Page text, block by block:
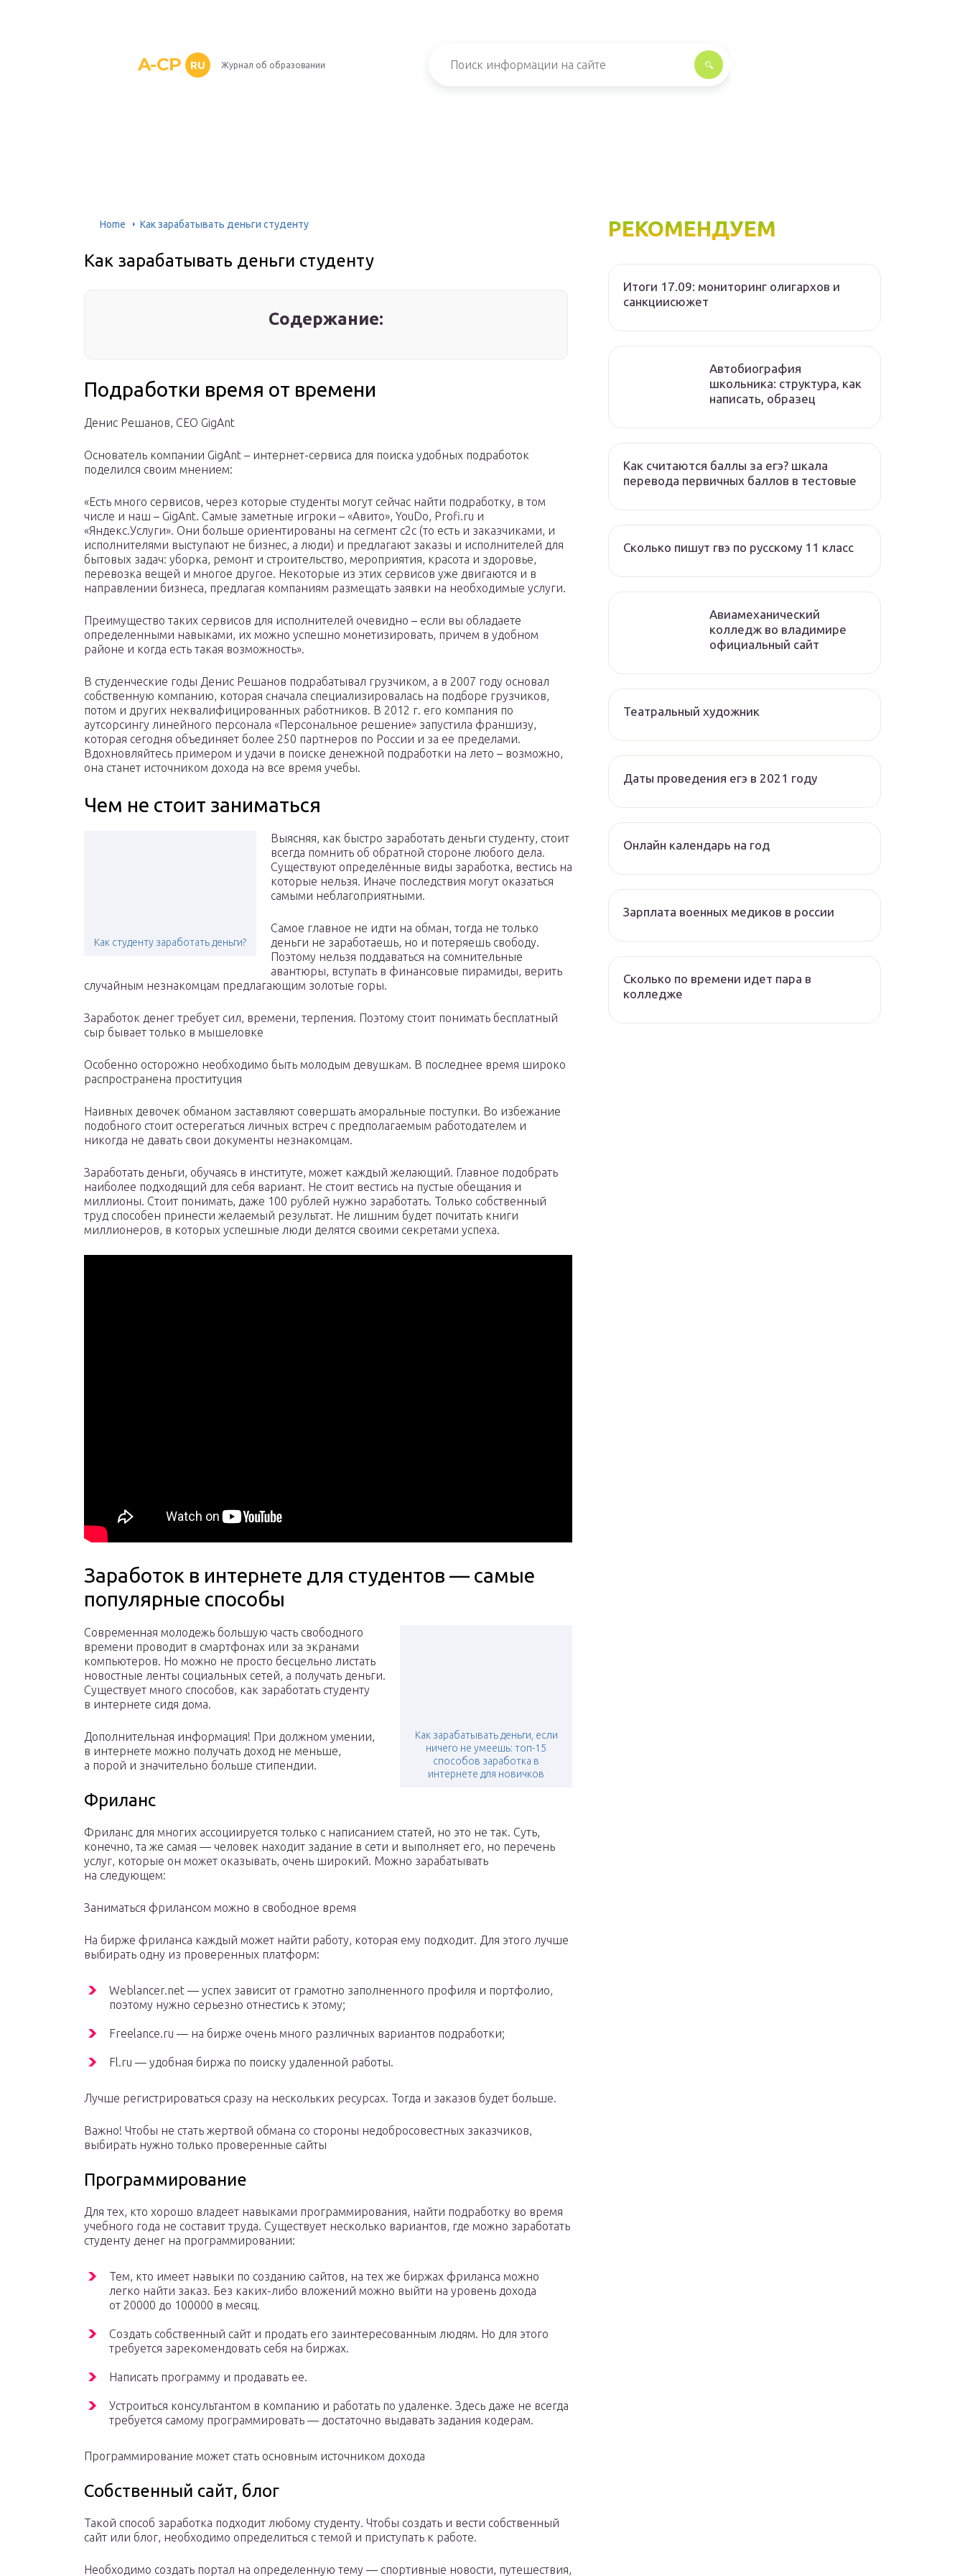
A-CP RU Журнал об образовании
Home Как зарабатывать деньги студенту
Как зарабатывать деньги студенту
Содержание:
Подработки время от времени
Денис Решанов, CEO GigAnt
Основатель компании GigAnt – интернет-сервиса для поиска удобных подработок
поделился своим мнением:
«Есть много сервисов, через которые студенты могут сейчас найти подработку, в том
числе и наш – GigAnt. Самые заметные игроки – «Авито», YouDo, Profi.ru и
«Яндекс.Услуги». Они больше ориентированы на сегмент c2c (то есть и заказчиками, и
исполнителями выступают не бизнес, а люди) и предлагают заказы и исполнителей для
бытовых задач: уборка, ремонт и строительство, мероприятия, красота и здоровье,
перевозка вещей и многое другое. Некоторые из этих сервисов уже двигаются и в
направлении бизнеса, предлагая компаниям размещать заявки на необходимые услуги.
Преимущество таких сервисов для исполнителей очевидно – если вы обладаете
определенными навыками, их можно успешно монетизировать, причем в удобном
районе и когда есть такая возможность».
В студенческие годы Денис Решанов подрабатывал грузчиком, а в 2007 году основал
собственную компанию, которая сначала специализировалась на подборе грузчиков,
потом и других неквалифицированных работников. В 2012 г. его компания по
аутсорсингу линейного персонала «Персональное решение» запустила франшизу,
которая сегодня объединяет более 250 партнеров по России и за ее пределами.
Вдохновляйтесь примером и удачи в поиске денежной подработки на лето – возможно,
она станет источником дохода на все время учебы.
Чем не стоит заниматься
Как студенту заработать деньги?
Выясняя, как быстро заработать деньги студенту, стоит
всегда помнить об обратной стороне любого дела.
Существуют определённые виды заработка, вестись на
которые нельзя. Иначе последствия могут оказаться
самыми неблагоприятными.
Самое главное не идти на обман, тогда не только
деньги не заработаешь, но и потеряешь свободу.
Поэтому нельзя поддаваться на сомнительные
авантюры, вступать в финансовые пирамиды, верить
случайным незнакомцам предлагающим золотые горы.
Заработок денег требует сил, времени, терпения. Поэтому стоит понимать бесплатный
сыр бывает только в мышеловке
Особенно осторожно необходимо быть молодым девушкам. В последнее время широко
распространена проституция
Наивных девочек обманом заставляют совершать аморальные поступки. Во избежание
подобного стоит остерегаться личных встреч с предполагаемым работодателем и
никогда не давать свои документы незнакомцам.
Заработать деньги, обучаясь в институте, может каждый желающий. Главное подобрать
наиболее подходящий для себя вариант. Не стоит вестись на пустые обещания и
миллионы. Стоит понимать, даже 100 рублей нужно заработать. Только собственный
труд способен принести желаемый результат. Не лишним будет почитать книги
миллионеров, в которых успешные люди делятся своими секретами успеха.
Заработок в интернете для студентов — самые
популярные способы
Как зарабатывать деньги, если
ничего не умеешь: топ-15
способов заработка в
интернете для новичков
Современная молодежь большую часть свободного
времени проводит в смартфонах или за экранами
компьютеров. Но можно не просто бесцельно листать
новостные ленты социальных сетей, а получать деньги.
Существует много способов, как заработать студенту
в интернете сидя дома.
Дополнительная информация! При должном умении,
в интернете можно получать доход не меньше,
а порой и значительно больше стипендии.
Фриланс
Фриланс для многих ассоциируется только с написанием статей, но это не так. Суть,
конечно, та же самая — человек находит задание в сети и выполняет его, но перечень
услуг, которые он может оказывать, очень широкий. Можно зарабатывать
на следующем:
Заниматься фрилансом можно в свободное время
На бирже фриланса каждый может найти работу, которая ему подходит. Для этого лучше
выбирать одну из проверенных платформ:
Weblancer.net — успех зависит от грамотно заполненного профиля и портфолио,
поэтому нужно серьезно отнестись к этому;
Freelance.ru — на бирже очень много различных вариантов подработки;
Fl.ru — удобная биржа по поиску удаленной работы.
Лучше регистрироваться сразу на нескольких ресурсах. Тогда и заказов будет больше.
Важно! Чтобы не стать жертвой обмана со стороны недобросовестных заказчиков,
выбирать нужно только проверенные сайты
Программирование
Для тех, кто хорошо владеет навыками программирования, найти подработку во время
учебного года не составит труда. Существует несколько вариантов, где можно заработать
студенту денег на программировании:
Тем, кто имеет навыки по созданию сайтов, на тех же биржах фриланса можно
легко найти заказ. Без каких-либо вложений можно выйти на уровень дохода
от 20000 до 100000 в месяц.
Создать собственный сайт и продать его заинтересованным людям. Но для этого
требуется зарекомендовать себя на биржах.
Написать программу и продавать ее.
Устроиться консультантом в компанию и работать по удаленке. Здесь даже не всегда
требуется самому программировать — достаточно выдавать задания кодерам.
Программирование может стать основным источником дохода
Собственный сайт, блог
Такой способ заработка подходит любому студенту. Чтобы создать и вести собственный
сайт или блог, необходимо определиться с темой и приступать к работе.
Необходимо создать портал на определенную тему — спортивные новости, путешествия,
РЕКОМЕНДУЕМ
Итоги 17.09: мониторинг олигархов и
санкциисюжет
Автобиография
школьника: структура, как
написать, образец
Как считаются баллы за егэ? шкала
перевода первичных баллов в тестовые
Сколько пишут гвэ по русскому 11 класс
Авиамеханический
колледж во владимире
официальный сайт
Театральный художник
Даты проведения егэ в 2021 году
Онлайн календарь на год
Зарплата военных медиков в россии
Сколько по времени идет пара в
колледже